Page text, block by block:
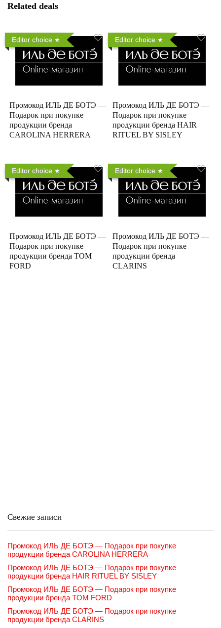
Related deals
Editor choice
Промокод ИЛЬ ДЕ БОТЭ —
Подарок при покупке
продукции бренда
CAROLINA HERRERA
Editor choice
Промокод ИЛЬ ДЕ БОТЭ —
Подарок при покупке
продукции бренда HAIR
RITUEL BY SISLEY
Editor choice
Промокод ИЛЬ ДЕ БОТЭ —
Подарок при покупке
продукции бренда TOM
FORD
Editor choice
Промокод ИЛЬ ДЕ БОТЭ —
Подарок при покупке
продукции бренда
CLARINS
Свежие записи
Промокод ИЛЬ ДЕ БОТЭ — Подарок при покупке
продукции бренда CAROLINA HERRERA
Промокод ИЛЬ ДЕ БОТЭ — Подарок при покупке
продукции бренда HAIR RITUEL BY SISLEY
Промокод ИЛЬ ДЕ БОТЭ — Подарок при покупке
продукции бренда TOM FORD
Промокод ИЛЬ ДЕ БОТЭ — Подарок при покупке
продукции бренда CLARINS